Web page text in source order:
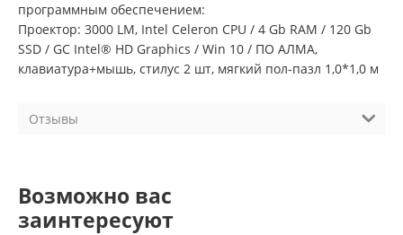
программным обеспечением:
Проектор: 3000 LM, Intel Celeron CPU / 4 Gb RAM / 120 Gb
SSD / GC Intel® HD Graphics / Win 10 / ПО АЛМА,
клавиатура+мышь, стилус 2 шт, мягкий пол-пазл 1,0*1,0 м
Отзывы
Возможно вас
заинтересуют